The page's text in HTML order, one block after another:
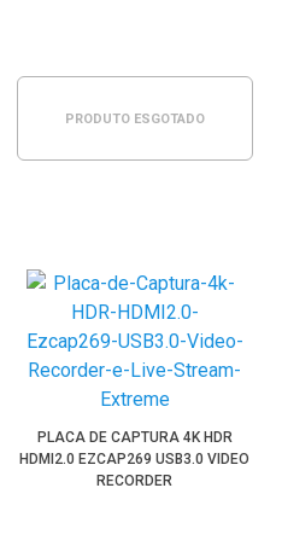
PRODUTO ESGOTADO
PLACA DE CAPTURA 4K HDR
HDMI2.0 EZCAP269 USB3.0 VIDEO
RECORDER